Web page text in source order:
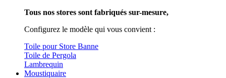
Tous nos stores sont fabriqués sur-mesure,
Configurez le modèle qui vous convient :
Toile pour Store Banne
Toile de Pergola
Lambrequin
Moustiquaire